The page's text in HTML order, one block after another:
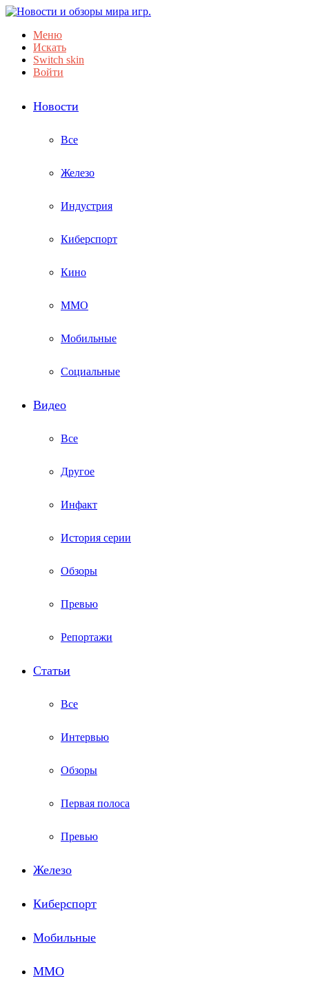
Меню
Искать
Switch skin
Войти
Новости
Все
Железо
Индустрия
Киберспорт
Кино
ММО
Мобильные
Социальные
Видео
Все
Другое
Инфакт
История серии
Обзоры
Превью
Репортажи
Статьи
Все
Интервью
Обзоры
Первая полоса
Превью
Железо
Киберспорт
Мобильные
ММО